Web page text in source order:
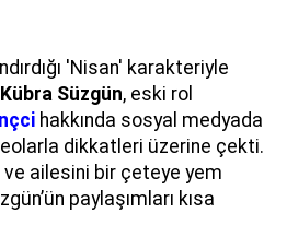
'Nisan' karakteriyle
Kübra Süzgün, eski rol
hakkında sosyal medyada
dikkatleri üzerine çekti.
ve ailesini bir çeteye yem
paylaşımları kısa